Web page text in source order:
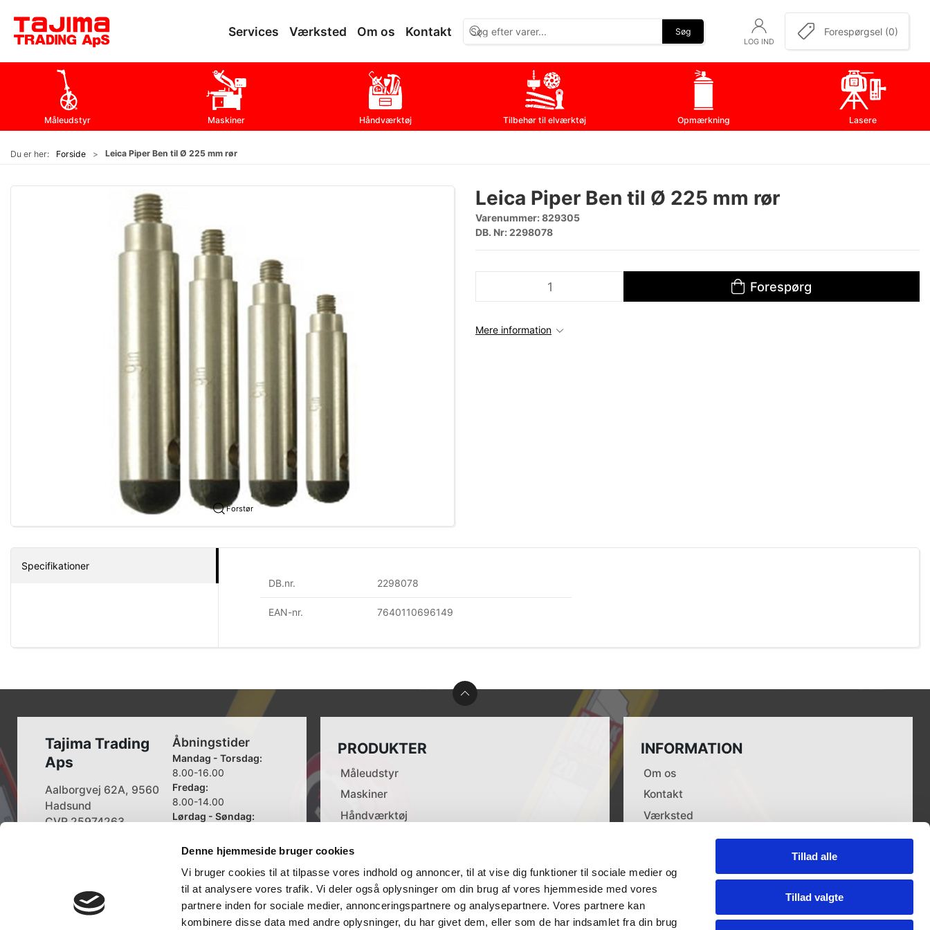
Denne hjemmeside bruger cookies
Vi bruger cookies til at tilpasse vores indhold og annoncer, til at vise dig funktioner til sociale medier og
til at analysere vores trafik. Vi deler også oplysninger om din brug af vores hjemmeside med vores
partnere inden for sociale medier, annonceringspartnere og analysepartnere. Vores partnere kan
kombinere disse data med andre oplysninger, du har givet dem, eller som de har indsamlet fra din brug
Tillad alle
Tillad valgte
Services Værksted Om os Kontakt Søg
LOG IND
Forespørgsel (0)
Måleudstyr Maskiner Håndværktøj Tilbehør til elværktøj Opmærkning Lasere
Du er her: Forside Leica Piper Ben til Ø 225 mm rør
Forstør
Leica Piper Ben til Ø 225 mm rør
Varenummer:829305
DB. Nr: 2298078
Forespørg
Mere information
Specifikationer
DB.nr.
2298078
EAN-nr. 7640110696149
Tajima Trading
Aps
Aalborgvej 62A, 9560
Hadsund
CVR 25974263
Åbningstider
Mandag - Torsdag:
8.00-16.00
Fredag:
8.00-14.00
Lørdag - Søndag:
+45 96 52 08 60
info@tajima.dk
PRODUKTER
Måleudstyr
Maskiner
Håndværktøj
Opmærkning
Lasere
INFORMATION
Om os
Kontakt
Værksted
Forhandlere